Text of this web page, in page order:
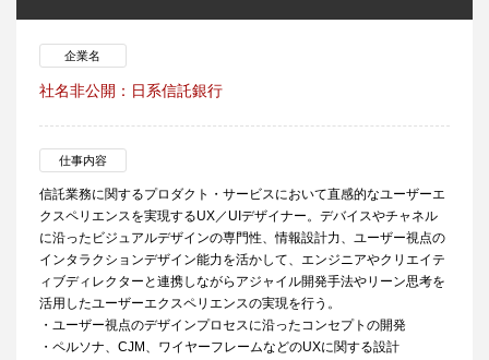
企業名
社名非公開：日系信託銀行
仕事内容
信託業務に関するプロダクト・サービスにおいて直感的なユーザーエ
クスペリエンスを実現するUX／UIデザイナー。デバイスやチャネル
に沿ったビジュアルデザインの専門性、情報設計力、ユーザー視点の
インタラクションデザイン能力を活かして、エンジニアやクリエイテ
ィブディレクターと連携しながらアジャイル開発手法やリーン思考を
活用したユーザーエクスペリエンスの実現を行う。
・ユーザー視点のデザインプロセスに沿ったコンセプトの開発
・ペルソナ、CJM、ワイヤーフレームなどのUXに関する設計